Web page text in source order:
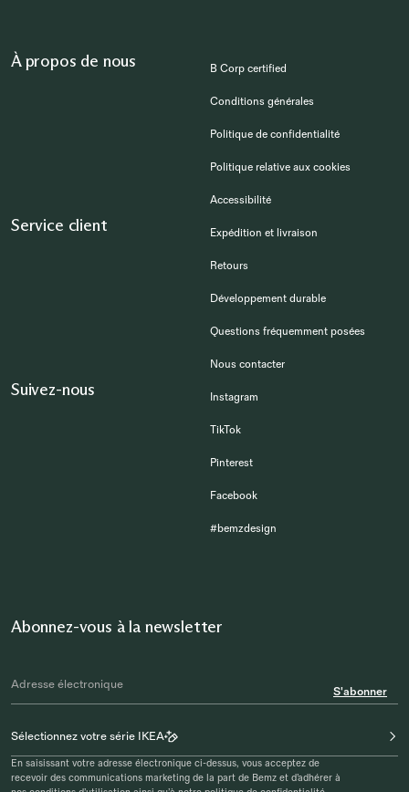
À propos de nous B Corp certified
Conditions générales
Politique de confidentialité
Politique relative aux cookies
Accessibilité
Service client Expédition et livraison
Retours
Développement durable
Questions fréquemment posées
Nous contacter
Suivez-nous Instagram
TikTok
Pinterest
Facebook
#bemzdesign
Abonnez-vous à la newsletter
S'abonner
Sélectionnez votre série IKEA
En saisissant votre adresse électronique ci-dessus, vous acceptez de
recevoir des communications marketing de la part de Bemz et d’adhérer à